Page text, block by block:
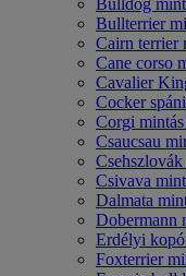
Bulldog
Bullterrier
Cairn terrier
Cane corso
Cavalier
Cocker
Corgi
Csaucsau
Csivava
Dalmata
Dobermann
Erdélyi
Foxterrier